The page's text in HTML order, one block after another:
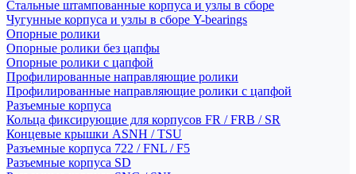
Стальные штампованные корпуса и узлы в сборе
Чугунные корпуса и узлы в сборе Y-bearings
Опорные ролики
Опорные ролики без цапфы
Опорные ролики с цапфой
Профилированные направляющие ролики
Профилированные направляющие ролики с цапфой
Разъемные корпуса
Кольца фиксирующие для корпусов FR / FRB / SR
Концевые крышки ASNH / TSU
Разъемные корпуса 722 / FNL / F5
Разъемные корпуса SD